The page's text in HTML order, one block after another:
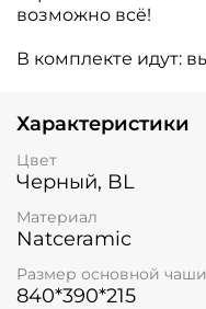
возможно всё!
В комплекте идут:
Характеристики
Цвет
Черный, BL
Материал
Natceramic
Размер основной чаши
840*390*215